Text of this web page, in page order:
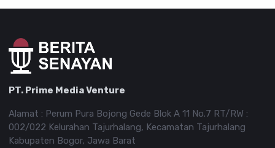
PT. Prime Media Venture
Alamat : Perum Pura Bojong Gede Blok A 11 No.7 RT/RW :
002/022 Kelurahan Tajurhalang, Kecamatan Tajurhalang
Kabupaten Bogor, Jawa Barat